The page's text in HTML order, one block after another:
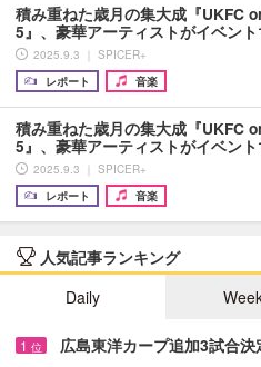
積み重ねた歳月の集大成『UKFC
5』、豪華アーティストがイベン
2025.9.3 ｜ SPICER+
レポート
音楽
積み重ねた歳月の集大成『UKFC
5』、豪華アーティストがイベン
2025.9.3 ｜ SPICER+
レポート
音楽
人気記事ランキング
Daily
1 位 広島東洋カープ追加3試合